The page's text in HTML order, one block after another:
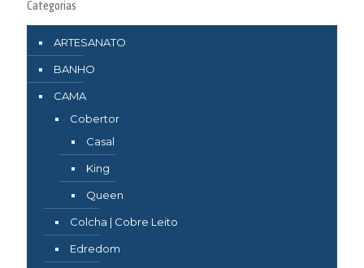
Categorias
ARTESANATO
BANHO
CAMA
Cobertor
Casal
King
Queen
Colcha | Cobre Leito
Edredom